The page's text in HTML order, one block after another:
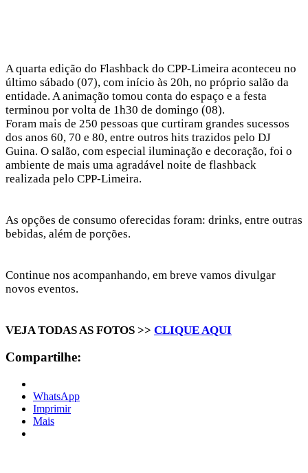
A quarta edição do Flashback do CPP-Limeira aconteceu no
último sábado (07), com início às 20h, no próprio salão da
entidade. A animação tomou conta do espaço e a festa
terminou por volta de 1h30 de domingo (08).
Foram mais de 250 pessoas que curtiram grandes sucessos
dos anos 60, 70 e 80, entre outros hits trazidos pelo DJ
Guina. O salão, com especial iluminação e decoração, foi o
ambiente de mais uma agradável noite de flashback
realizada pelo CPP-Limeira.
As opções de consumo oferecidas foram: drinks, entre outras
bebidas, além de porções.
Continue nos acompanhando, em breve vamos divulgar
novos eventos.
VEJA TODAS AS FOTOS >> CLIQUE AQUI
Compartilhe:
WhatsApp
Imprimir
Mais